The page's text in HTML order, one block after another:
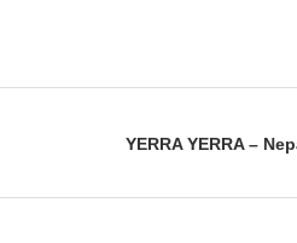
YERRA YERRA –